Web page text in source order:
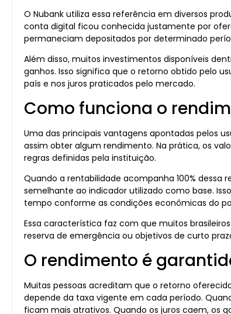
O Nubank utiliza essa referência em diversos
conta digital ficou conhecida justamente por
permaneciam depositados por determinado
Além disso, muitos investimentos disponíveis
ganhos. Isso significa que o retorno obtido pelo
país e nos juros praticados pelo mercado.
Como funciona o
Uma das principais vantagens apontadas pelos
assim obter algum rendimento. Na prática, os
regras definidas pela instituição.
Quando a rentabilidade acompanha 100%
semelhante ao indicador utilizado como base.
tempo conforme as condições econômicas do
Essa característica faz com que muitos
reserva de emergência ou objetivos de curto
O rendimento é
Muitas pessoas acreditam que o retorno
depende da taxa vigente em cada período.
ficam mais atrativos. Quando os juros caem, os